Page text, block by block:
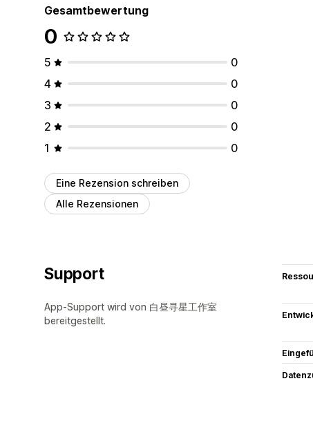
Gesamtbewertung
0
5
0
4
0
3
0
2
0
1
0
Eine Rezension schreiben
Alle Rezensionen
Support
App-Support wird von 白昼寻星工作室
bereitgestellt.